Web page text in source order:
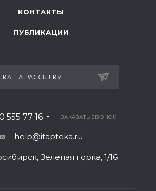
КОНТАКТЫ
ПУБЛИКАЦИИ
НА РАССЫЛКУ
555 77 16 ЗАКАЗАТЬ ЗВОНОК
help@itapteka.ru
Зеленая горка, 1/16